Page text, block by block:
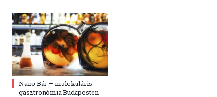
Nano Bár – molekuláris
gasztronómia Budapesten